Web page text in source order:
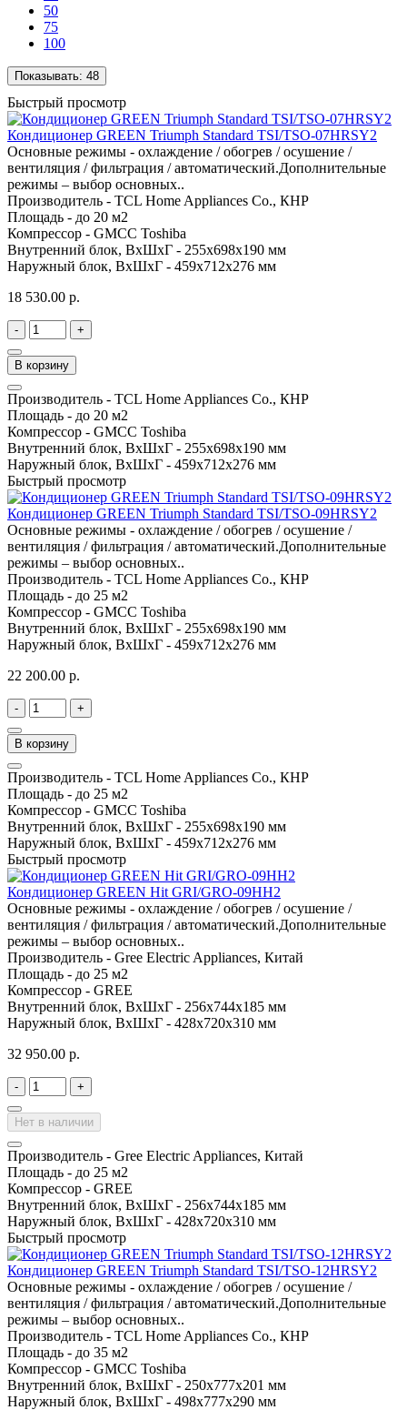
50
75
100
Показывать: 48
Быстрый просмотр
Кондиционер GREEN Triumph Standard TSI/TSO-07HRSY2
Основные режимы - охлаждение / обогрев / осушение /
вентиляция / фильтрация / автоматический.Дополнительные
режимы – выбор основных..
Производитель - TCL Home Appliances Co., КНР
Площадь - до 20 м2
Компрессор - GMCC Toshiba
Внутренний блок, ВхШхГ - 255х698х190 мм
Наружный блок, ВхШхГ - 459х712х276 мм
18 530.00 р.
- +
В корзину
Производитель - TCL Home Appliances Co., КНР
Площадь - до 20 м2
Компрессор - GMCC Toshiba
Внутренний блок, ВхШхГ - 255х698х190 мм
Наружный блок, ВхШхГ - 459х712х276 мм
Быстрый просмотр
Кондиционер GREEN Triumph Standard TSI/TSO-09HRSY2
Основные режимы - охлаждение / обогрев / осушение /
вентиляция / фильтрация / автоматический.Дополнительные
режимы – выбор основных..
Производитель - TCL Home Appliances Co., КНР
Площадь - до 25 м2
Компрессор - GMCC Toshiba
Внутренний блок, ВхШхГ - 255х698х190 мм
Наружный блок, ВхШхГ - 459х712х276 мм
22 200.00 р.
- +
В корзину
Производитель - TCL Home Appliances Co., КНР
Площадь - до 25 м2
Компрессор - GMCC Toshiba
Внутренний блок, ВхШхГ - 255х698х190 мм
Наружный блок, ВхШхГ - 459х712х276 мм
Быстрый просмотр
Кондиционер GREEN Hit GRI/GRO-09HH2
Основные режимы - охлаждение / обогрев / осушение /
вентиляция / фильтрация / автоматический.Дополнительные
режимы – выбор основных..
Производитель - Gree Electric Appliances, Китай
Площадь - до 25 м2
Компрессор - GREE
Внутренний блок, ВхШхГ - 256х744х185 мм
Наружный блок, ВхШхГ - 428х720х310 мм
32 950.00 р.
- +
Нет в наличии
Производитель - Gree Electric Appliances, Китай
Площадь - до 25 м2
Компрессор - GREE
Внутренний блок, ВхШхГ - 256х744х185 мм
Наружный блок, ВхШхГ - 428х720х310 мм
Быстрый просмотр
Кондиционер GREEN Triumph Standard TSI/TSO-12HRSY2
Основные режимы - охлаждение / обогрев / осушение /
вентиляция / фильтрация / автоматический.Дополнительные
режимы – выбор основных..
Производитель - TCL Home Appliances Co., КНР
Площадь - до 35 м2
Компрессор - GMCC Toshiba
Внутренний блок, ВхШхГ - 250х777х201 мм
Наружный блок, ВхШхГ - 498х777х290 мм